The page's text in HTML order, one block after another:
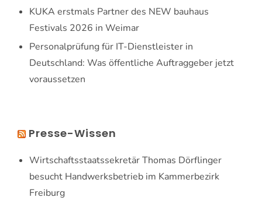
KUKA erstmals Partner des NEW bauhaus
Festivals 2026 in Weimar
Personalprüfung für IT-Dienstleister in
Deutschland: Was öffentliche Auftraggeber jetzt
voraussetzen
Presse-Wissen
Wirtschaftsstaatssekretär Thomas Dörflinger
besucht Handwerksbetrieb im Kammerbezirk
Freiburg